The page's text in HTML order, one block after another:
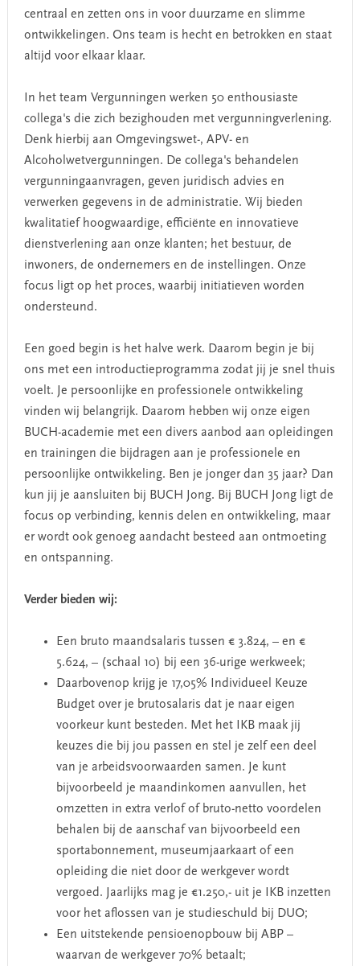
centraal en zetten ons in voor duurzame en slimme
ontwikkelingen. Ons team is hecht en betrokken en staat
altijd voor elkaar klaar.
In het team Vergunningen werken 50 enthousiaste
collega's die zich bezighouden met vergunningverlening.
Denk hierbij aan Omgevingswet-, APV- en
Alcoholwetvergunningen. De collega's behandelen
vergunningaanvragen, geven juridisch advies en
verwerken gegevens in de administratie. Wij bieden
kwalitatief hoogwaardige, efficiënte en innovatieve
dienstverlening aan onze klanten; het bestuur, de
inwoners, de ondernemers en de instellingen. Onze
focus ligt op het proces, waarbij initiatieven worden
ondersteund.
Een goed begin is het halve werk. Daarom begin je bij
ons met een introductieprogramma zodat jij je snel thuis
voelt. Je persoonlijke en professionele ontwikkeling
vinden wij belangrijk. Daarom hebben wij onze eigen
BUCH-academie met een divers aanbod aan opleidingen
en trainingen die bijdragen aan je professionele en
persoonlijke ontwikkeling. Ben je jonger dan 35 jaar? Dan
kun jij je aansluiten bij BUCH Jong. Bij BUCH Jong ligt de
focus op verbinding, kennis delen en ontwikkeling, maar
er wordt ook genoeg aandacht besteed aan ontmoeting
en ontspanning.
Verder bieden wij:
Een bruto maandsalaris tussen € 3.824, – en €
5.624, – (schaal 10) bij een 36-urige werkweek;
Daarbovenop krijg je 17,05% Individueel Keuze
Budget over je brutosalaris dat je naar eigen
voorkeur kunt besteden. Met het IKB maak jij
keuzes die bij jou passen en stel je zelf een deel
van je arbeidsvoorwaarden samen. Je kunt
bijvoorbeeld je maandinkomen aanvullen, het
omzetten in extra verlof of bruto-netto voordelen
behalen bij de aanschaf van bijvoorbeeld een
sportabonnement, museumjaarkaart of een
opleiding die niet door de werkgever wordt
vergoed. Jaarlijks mag je €1.250,- uit je IKB inzetten
voor het aflossen van je studieschuld bij DUO;
Een uitstekende pensioenopbouw bij ABP –
waarvan de werkgever 70% betaalt;